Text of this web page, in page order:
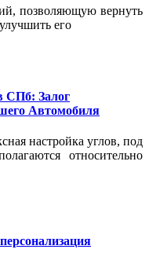
позволяющую вернуть
его
СПб: Залог
Автомобиля
настройка углов, под
относительно